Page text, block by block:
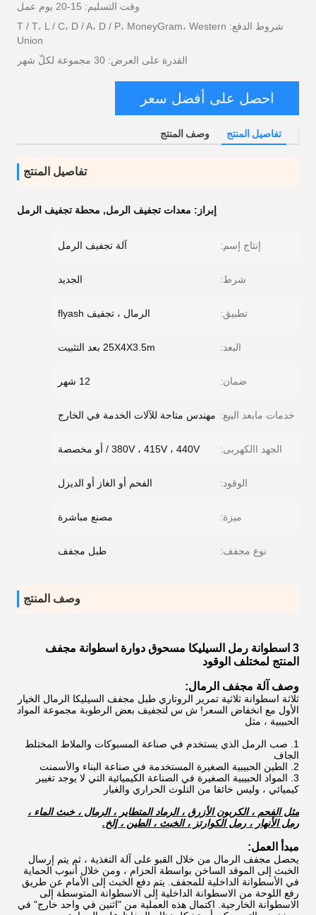
وقت التسليم: 15-20 يوم عمل
شروط الدفع: T / T، L / C، D / A، D / P، MoneyGram، Western
Union
القدرة على العرض: 30 مجموعة لكلّ شهر
احصل على أفضل سعر
تفاصيل المنتج وصف المنتج
تفاصيل المنتج
إبراز: معدات تجفيف الرمل, محطة تجفيف الرمل
إنتاج إسم: آلة تجفيف الرمل
شرط: الجديد
تطبيق: الرمال ، تجفيف flyash
البعد: 25X4X3.5m بعد التثبيت
ضمان: 12 شهر
خدمات مابعد البيع: مهندس متاحة للآلات الخدمة في الخارج
الجهد االكهربى: 380V ، 415V ، 440V / أو مخصصة
الوقود: الفحم أو الغاز أو الديزل
ميزة: مصنع مباشرة
نوع مجفف: طبل مجفف
وصف المنتج
3 اسطوانة رمل السيليكا مسحوق دوارة اسطوانة مجفف
المنتج لمختلف الوقود
وصف آلة مجفف الرمال:
ثلاثة اسطوانة ثلاثية تمرير الروتاري طبل مجفف السيليكا الرمال الخيار
الأول مع انخفاض السعر! ش س لتجفيف بعض الرطوبة مجموعة المواد
الحبيبية ، مثل
1. صب الرمل الذي يستخدم في صناعة المسبوكات والملاط المختلط
الجاف
2. الطين الحبيبية الصغيرة المستخدمة في صناعة البناء والأسمنت
3. المواد الحبيبية الصغيرة في الصناعة الكيميائية التي لا يوجد تغيير
كيميائي ، وليس خائفا من التلوث الحراري والغبار
مثل الفحم ، الكربون الأزرق ، الرماد المتطاير ، الرمال ، خبث الماء ،
رمل الأنهار ، رمل الكوارتز ، الخبث ، الطين ، إلخ.
مبدأ العمل:
يحصل مجفف الرمال من خلال القبو على آلة التغذية ، ثم يتم إرسال
الخبث إلى الموقد الساخن بواسطة الحزام ، ومن خلال أنبوب الحماية
في الأسطوانة الداخلية للمجفف.
يتم دفع الخبث إلى الأمام عن طريق
رفع اللوحة من الاسطوانة الداخلية إلى الاسطوانة المتوسطة إلى
الاسطوانة الخارجية.
اكتمال هذه العملية من "اثنين في واحد خارج" في